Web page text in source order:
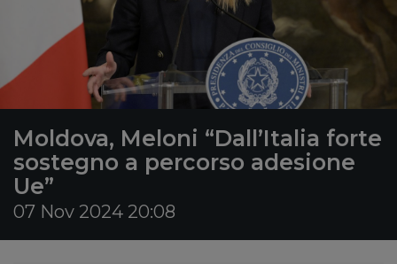
Moldova, Meloni “Dall’Italia forte
sostegno a percorso adesione
Ue”
07 Nov 2024 20:08